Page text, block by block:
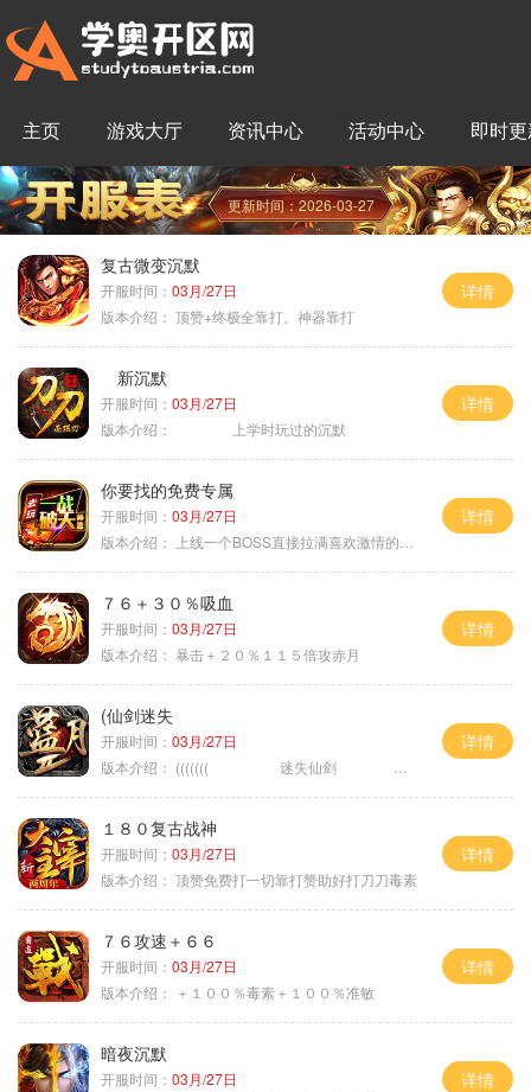
主页 游戏大厅 资讯中心 活动中心 即时
更新时间：2026-03-27
复古微变沉默
开服时间： 03月/27日
版本介绍： 顶赞+终极全靠打。神器靠打
详情
新沉默
开服时间： 03月/27日
版本介绍：
上学时玩过的沉默
详情
你要找的免费专属
开服时间： 03月/27日
版本介绍：
上线一个BOSS直接拉满喜欢激情的朋友进
详情
７６＋３０％吸血
开服时间： 03月/27日
版本介绍： 暴击＋２０％１１５倍攻赤月
详情
(仙剑迷失
开服时间： 03月/27日
版本介绍： ((((((( 迷失仙剑 )))))
详情
１８０复古战神
开服时间： 03月/27日
版本介绍： 顶赞免费打一切靠打赞助好打刀刀毒素
详情
７６攻速＋６６
开服时间： 03月/27日
版本介绍：
＋１００％毒素＋１００％准敏
详情
暗夜沉默
开服时间： 03月/27日
详情